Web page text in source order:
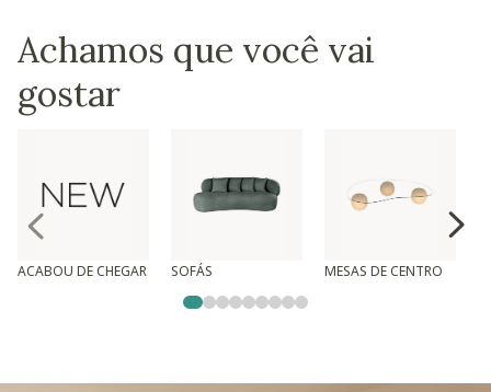
Achamos que você vai
gostar
ACABOU DE CHEGAR SOFÁS MESAS DE CENTRO